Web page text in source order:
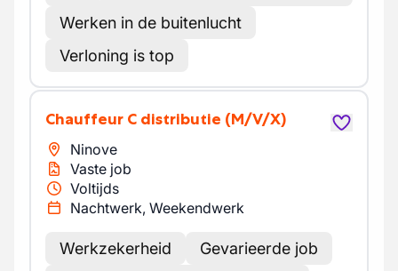
Werken in de buitenlucht
Verloning is top
Chauffeur C distributie (M/V/X)
Ninove
Vaste job
Voltijds
Nachtwerk, Weekendwerk
Werkzekerheid
Gevarieerde job